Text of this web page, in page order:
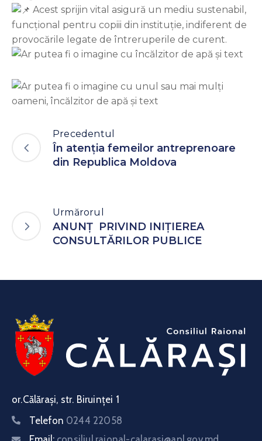
Acest sprijin vital asigură un mediu sustenabil,
funcțional pentru copiii din instituție, indiferent de
provocările legate de întreruperile de curent.
Precedentul
În atenția femeilor antreprenoare
din Republica Moldova
Urmărorul
ANUNŢ PRIVIND INIȚIEREA
CONSULTĂRILOR PUBLICE
or.Călărași, str. Biruinței 1
Telefon 0244 22058